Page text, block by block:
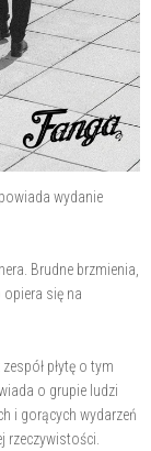
wydanie
Brudne brzmienia,
się na
płytę o tym
o grupie ludzi
i gorących wydarzeń
rzeczywistości.